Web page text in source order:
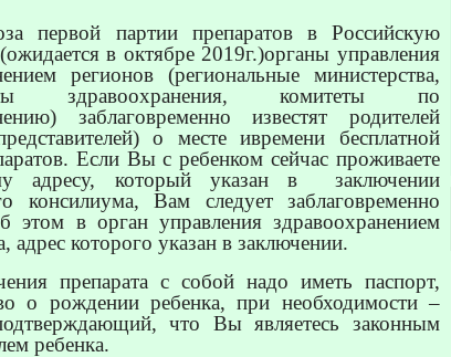
первой партии препаратов в Российскую
в октябре 2019г.)органы управления
регионов (региональные министерства,
здравоохранения, комитеты по
заблаговременно известят родителей
о месте ивремени бесплатной
Если Вы с ребенком сейчас проживаете
адресу, который указан в
заключении
консилиума, Вам следует заблаговременно
этом в орган управления здравоохранением
адрес которого указан в заключении.
препарата с собой надо иметь паспорт,
о рождении ребенка, при необходимости –
что Вы являетесь законным
ребенка.